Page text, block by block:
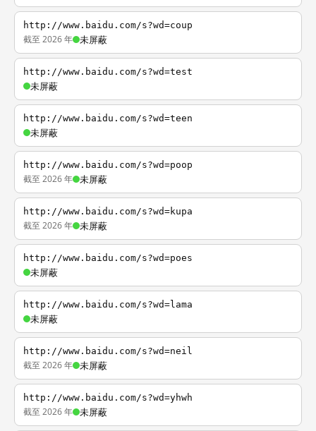
http://www.baidu.com/s?wd=coup
截至 2026 年 未屏蔽
http://www.baidu.com/s?wd=test
未屏蔽
http://www.baidu.com/s?wd=teen
未屏蔽
http://www.baidu.com/s?wd=poop
截至 2026 年 未屏蔽
http://www.baidu.com/s?wd=kupa
截至 2026 年 未屏蔽
http://www.baidu.com/s?wd=poes
未屏蔽
http://www.baidu.com/s?wd=lama
未屏蔽
http://www.baidu.com/s?wd=neil
截至 2026 年 未屏蔽
http://www.baidu.com/s?wd=yhwh
截至 2026 年 未屏蔽